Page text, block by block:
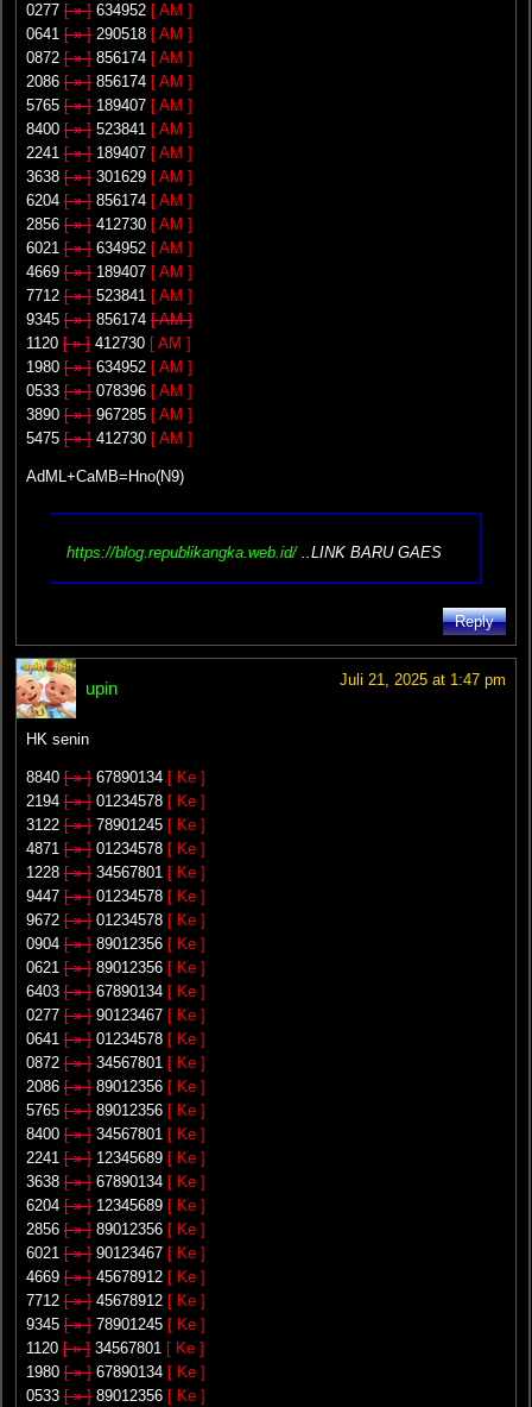
0277 [ » ] 634952 [ AM ]
0641 [ » ] 290518 [ AM ]
0872 [ » ] 856174 [ AM ]
2086 [ » ] 856174 [ AM ]
5765 [ » ] 189407 [ AM ]
8400 [ » ] 523841 [ AM ]
2241 [ » ] 189407 [ AM ]
3638 [ » ] 301629 [ AM ]
6204 [ » ] 856174 [ AM ]
2856 [ » ] 412730 [ AM ]
6021 [ » ] 634952 [ AM ]
4669 [ » ] 189407 [ AM ]
7712 [ » ] 523841 [ AM ]
9345 [ » ] 856174 [ AM ]
1120 [ » ] 412730 [ AM ]
1980 [ » ] 634952 [ AM ]
0533 [ » ] 078396 [ AM ]
3890 [ » ] 967285 [ AM ]
5475 [ » ] 412730 [ AM ]
AdML+CaMB=Hno(N9)
https://blog.republikangka.web.id/..LINK BARU GAES
Reply
upin Juli 21, 2025 at 1:47 pm
HK senin
8840 [ » ] 67890134 [ Ke ]
2194 [ » ] 01234578 [ Ke ]
3122 [ » ] 78901245 [ Ke ]
4871 [ » ] 01234578 [ Ke ]
1228 [ » ] 34567801 [ Ke ]
9447 [ » ] 01234578 [ Ke ]
9672 [ » ] 01234578 [ Ke ]
0904 [ » ] 89012356 [ Ke ]
0621 [ » ] 89012356 [ Ke ]
6403 [ » ] 67890134 [ Ke ]
0277 [ » ] 90123467 [ Ke ]
0641 [ » ] 01234578 [ Ke ]
0872 [ » ] 34567801 [ Ke ]
2086 [ » ] 89012356 [ Ke ]
5765 [ » ] 89012356 [ Ke ]
8400 [ » ] 34567801 [ Ke ]
2241 [ » ] 12345689 [ Ke ]
3638 [ » ] 67890134 [ Ke ]
6204 [ » ] 12345689 [ Ke ]
2856 [ » ] 89012356 [ Ke ]
6021 [ » ] 90123467 [ Ke ]
4669 [ » ] 45678912 [ Ke ]
7712 [ » ] 45678912 [ Ke ]
9345 [ » ] 78901245 [ Ke ]
1120 [ » ] 34567801 [ Ke ]
1980 [ » ] 67890134 [ Ke ]
0533 [ » ] 89012356 [ Ke ]